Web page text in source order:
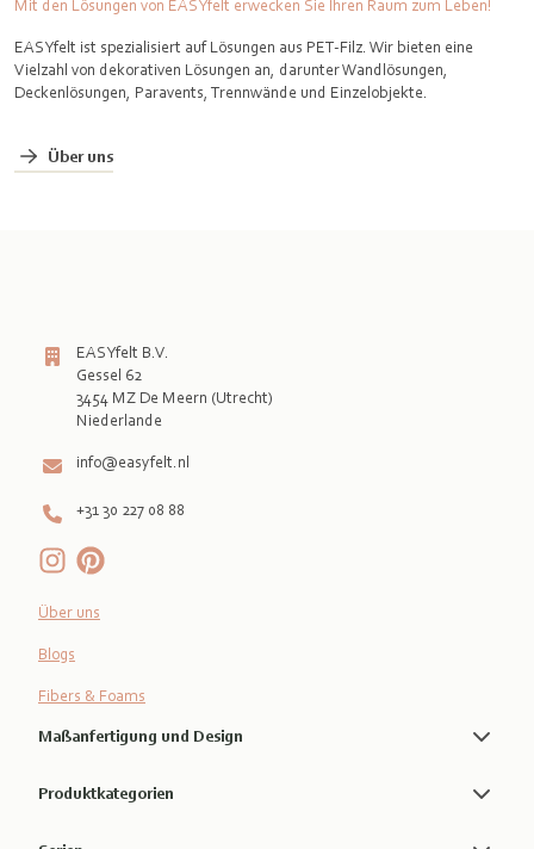
Mit den Lösungen von EASYfelt erwecken Sie Ihren Raum zum Leben!
EASYfelt ist spezialisiert auf Lösungen aus PET-Filz. Wir bieten eine
Vielzahl von dekorativen Lösungen an, darunter Wandlösungen,
Deckenlösungen, Paravents, Trennwände und Einzelobjekte.
Über uns
EASYfelt B.V.
Gessel 62
3454 MZ De Meern (Utrecht)
info@easyfelt.nl
+31 30 227 08 88
Über uns
Blogs
Fibers & Foams
Maßanfertigung und Design
Produktkategorien